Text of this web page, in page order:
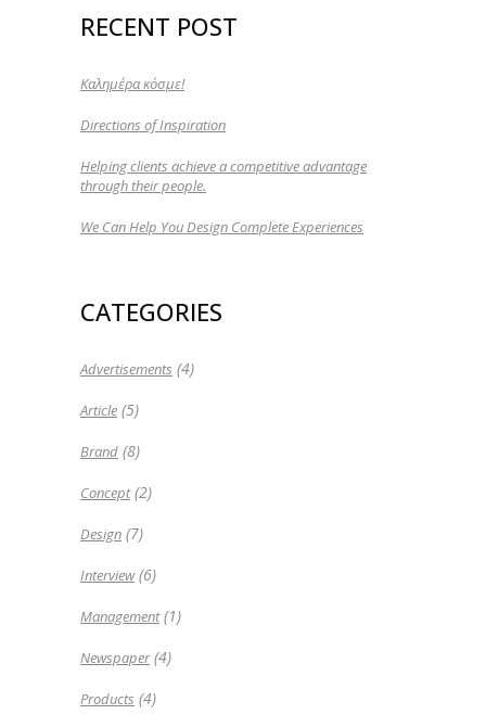
RECENT POST
Καλημέρα κόσμε!
Directions of Inspiration
Helping clients achieve a competitive advantage
through their people.
We Can Help You Design Complete Experiences
CATEGORIES
Advertisements (4)
Article (5)
Brand (8)
Concept(2)
Design (7)
Interview(6)
Management(1)
Newspaper(4)
Products (4)